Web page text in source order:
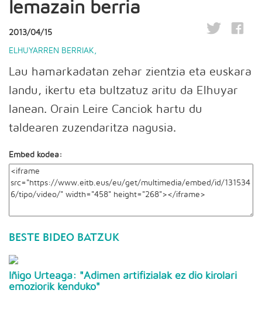
lemazain berria
2013/04/15
ELHUYARREN BERRIAK
Lau hamarkadatan zehar zientzia eta euskara
landu, ikertu eta bultzatuz aritu da Elhuyar
lanean. Orain Leire Canciok hartu du
taldearen zuzendaritza nagusia.
Embed kodea:
BESTE BIDEO BATZUK
Iñigo Urteaga: "Adimen artifizialak ez dio kirolari
emoziorik kenduko"